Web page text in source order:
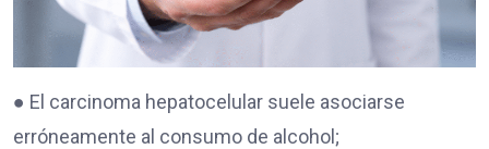
● El carcinoma hepatocelular suele asociarse
erróneamente al consumo de alcohol;